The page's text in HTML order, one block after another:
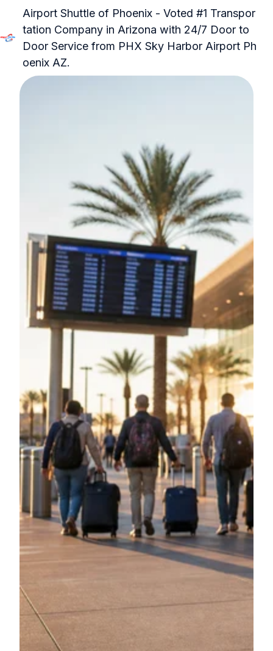
Airport Shuttle of Phoenix - Voted #1 Transpor
tation Company in Arizona with 24/7 Door to
Door Service from PHX Sky Harbor Airport Ph
oenix AZ.